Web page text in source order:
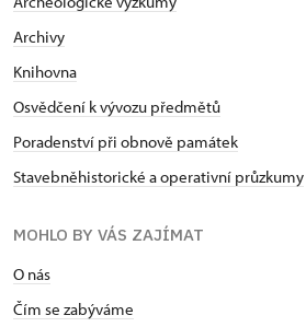
Archivy
Knihovna
Osvědčení k vývozu předmětů
Poradenství při obnově památek
Stavebněhistorické a operativní průzkumy
MOHLO BY VÁS ZAJÍMAT
O nás
Čím se zabýváme